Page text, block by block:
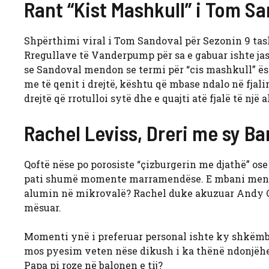
Rant “Kist Mashkull” i Tom
Shpërthimi viral i Tom Sandoval për Sezonin 9
Rregullave të Vanderpump për sa e gabuar ishte
se Sandoval mendon se termi për “cis
me të qenit i drejtë, kështu që mbase ndalo në
drejtë që rrotulloi sytë dhe e quajti atë fjalë të një
Rachel Leviss, Dreri me sy
Qoftë nëse po porosiste “çizburgerin me djathë”
pati shumë momente marramendëse. E mbani
alumin në mikrovalë? Rachel duke akuzuar Andy
mësuar.
Momenti ynë i preferuar personal ishte ky
mos pyesim veten nëse dikush i ka thënë
Papa pi roze në balonen e tij?